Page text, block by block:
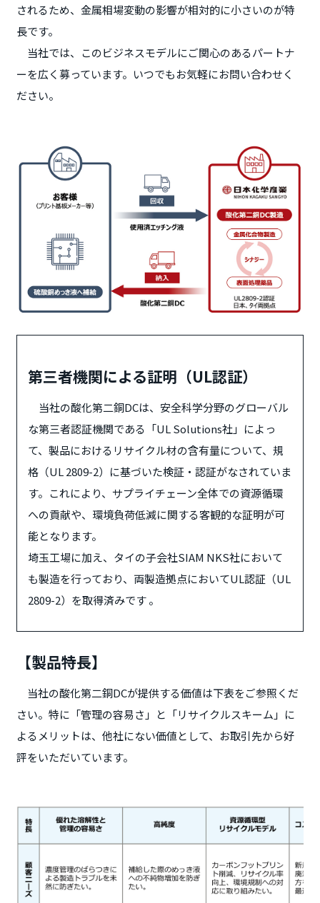
されるため、金属相場変動の影響が相対的に小さいのが特
長です。
当社では、このビジネスモデルにご関心のあるパートナ
ーを広く募っています。いつでもお気軽にお問い合わせく
ださい。
第三者機関による証明（UL認証）
当社の酸化第二銅DCは、安全科学分野のグローバル
な第三者認証機関である「UL Solutions社」によっ
て、製品におけるリサイクル材の含有量について、規
格（UL 2809-2）に基づいた検証・認証がなされていま
す。これにより、サプライチェーン全体での資源循環
への貢献や、環境負荷低減に関する客観的な証明が可
能となります。
埼玉工場に加え、タイの子会社SIAM NKS社において
も製造を行っており、両製造拠点においてUL認証（UL
2809-2）を取得済みです 。
【製品特長】
当社の酸化第二銅DCが提供する価値は下表をご参照くだ
さい。特に「管理の容易さ」と「リサイクルスキーム」に
よるメリットは、他社にない価値として、お取引先から好
評をいただいています。